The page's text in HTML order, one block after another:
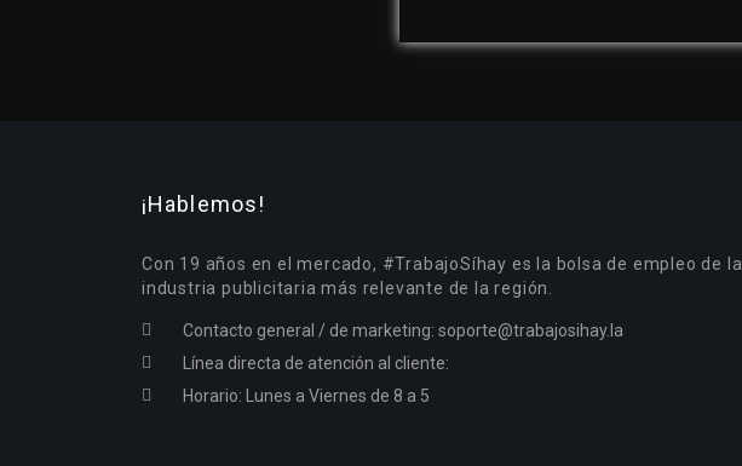
¡Hablemos!
Con 19 años en el mercado, #TrabajoSíhay es la bolsa de empleo de la
industria publicitaria más relevante de la región.
Contacto general / de marketing: soporte@trabajosihay.la
Línea directa de atención al cliente:
Horario: Lunes a Viernes de 8 a 5